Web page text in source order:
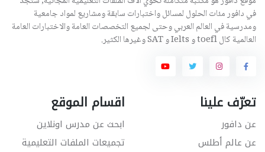
في دافور مئات الحلول لمسائل واختبارات سابقة ومشاريع لمواد جامعية
ومدرسية في العالم العربي وحتى لجميع التخصصات العامة والاختبارات العامة
العالمية كال toefl و Ielts و SAT وغيرها الكثير.
تعرّف علينا
عن دافور
عن عالم أطلس
اقسام الموقع
ابحث عن مدرس اونلاين
تجميعات الملفات التعليمية